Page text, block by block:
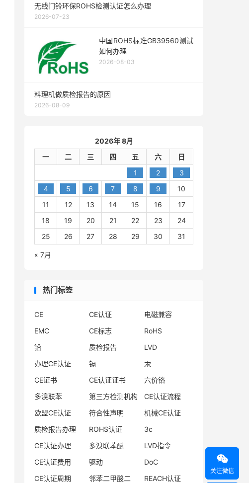
无线门铃环保ROHS检测认证怎么办理
2026-07-23
中国ROHS标准GB39560测试
如何办理
2026-08-03
料理机做质检报告的原因
2026-08-09
2026年 8月
一
二 三 四 五 六
日
1
2
3
4
5 6 7 8 9
10
11
12 13 14 15 16
17
18
19 20 21 22 23
24
25
26 27 28 29 30 31
« 7月
热门标签
CE CE认证
电磁兼容
EMC
CE标志
RoHS
铅
质检报告
LVD
办理CE认证
镉
汞
CE证书
CE认证证书
六价铬
多溴联苯
第三方检测机构
CE认证流程
欧盟CE认证
符合性声明
机械CE认证
质检报告办理
ROHS认证
3c
CE认证办理
多溴联苯醚
LVD指令
CE认证费用
驱动
DoC
CE认证周期
邻苯二甲酸二
REACH认证

关注微信